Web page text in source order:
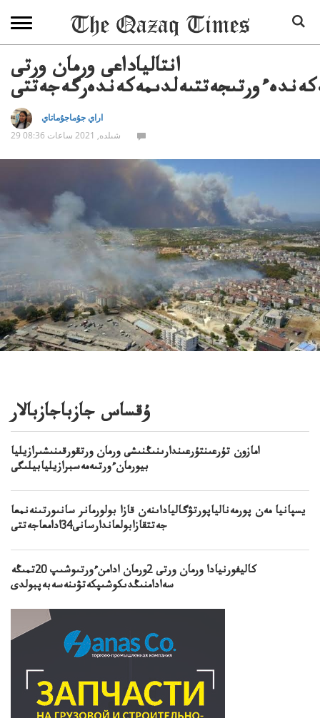
انتالياداعى ورمان ورتى
اراي جۇماجۇماتاي
29 شىلدە, 2021 ساعات 08:36
ۇقساس جازباجازبالار
امازون تۇرعىنتۇرعىندارىنىڭنىشى ورمان ورتقورقىنىشىرازيليا
بيورمانءورتىەمەسبرازيليابيلىگى
يسپانيا مەن پورمەنالياپورتۋگالياداىنەن قازا بولورمانر سانىورتىنەنمعا
جەتتقازابولعاندارسانى34ادامعاجەتتى
كاليفورنيادا ورمان ورتى 2ورمان ادامنءورتىوشىپ 20تمىڭە
سەادامنىڭدىكوشىپكەتۋىنەسەبەپبولدى